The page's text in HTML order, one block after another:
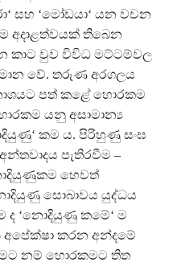
සහ ‘මෝඩයා‘ යන වචන
අදාළත්වයක් තිබෙන
කාට වුව විවිධ මට්ටම්වල
වේ. තරුණ අරගලය
පත් කළේ හොරකම
යනු අසාමාන්‍ය
කම ය. පිරිහුණු සංඝ
පැතිරවීම –
හෙවත්
සොබාවය යුද්ධය
ද ‘නොදියුණු කමේ‘ ම
කරන අන්දමේ
නම් හොරකමට තිත